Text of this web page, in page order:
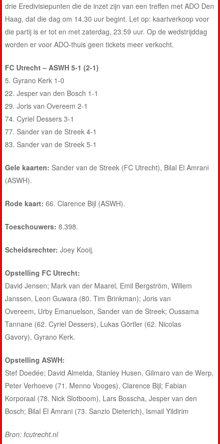
drie Eredivisiepunten die de inzet zijn van een treffen met ADO Den
Haag, dat die dag om 14.30 uur begint. Let op: kaartverkoop voor
die partij is er tot en met zaterdag, 23.59 uur. Op de wedstrijddag
worden er voor ADO-thuis geen tickets meer verkocht.
FC Utrecht – ASWH 5-1 (2-1)
5.Gyrano Kerk 1-0
22. Jesper van den Bosch 1-1
29.Joris van Overeem 2-1
74.Cyriel Dessers 3-1
77.Sander van de Streek 4-1
83.Sander van de Streek 5-1
Gele kaarten: Sander van de Streek (FC Utrecht), Bilal El Amrani
(ASWH).
Rode kaart: 66. Clarence Bijl (ASWH).
Toeschouwers: 8.398.
Scheidsrechter: Joey Kooij.
Opstelling FC Utrecht:
David Jensen; Mark van der Maarel, Emil Bergström,Willem
Janssen, Leon Guwara (80. Tim Brinkman);Joris van
Overeem, Urby Emanuelson,Sander van de Streek;Oussama
Tannane (62.Cyriel Dessers), Lukas Görtler (62. Nicolas
Gavory),Gyrano Kerk.
Opstelling ASWH:
Stef Doedée; David Almeida, Stanley Husen, Gilmaro van de Werp,
Peter Verhoeve (71. Menno Vooges), Clarence Bijl; Fabian
Korporaal (78. Nick Slotboom), Lars Bosscha, Jesper van den
Bosch; Bilal El Amrani (73. Sanzio Dieterich), Ismail Yildirim
Bron: fcutrecht.nl